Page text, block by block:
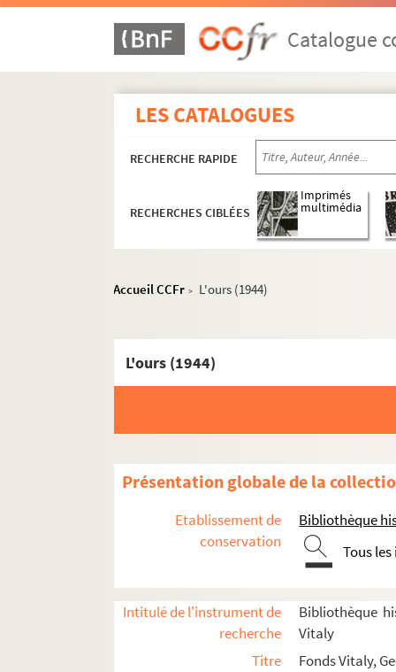
Catalogue
LES CATALOGUES
RECHERCHE RAPIDE
RECHERCHES CIBLÉES
Imprimés
multimédia
Accueil CCFr > L'ours (1944)
L'ours (1944)
Présentation globale de la
Etablissement de
conservation
Bibliothèque
Tous
Intitulé de l'instrument de
recherche
Bibliothèque
Vitaly
Titre
Fonds Vitaly,